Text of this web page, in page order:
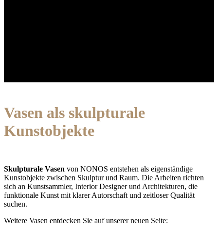
Vasen als skulpturale
Kunstobjekte
Skulpturale Vasen von NONOS entstehen als eigenständige
Kunstobjekte zwischen Skulptur und Raum. Die Arbeiten richten
sich an Kunstsammler, Interior Designer und Architekturen, die
funktionale Kunst mit klarer Autorschaft und zeitloser Qualität
suchen.
Weitere Vasen entdecken Sie auf unserer neuen Seite: